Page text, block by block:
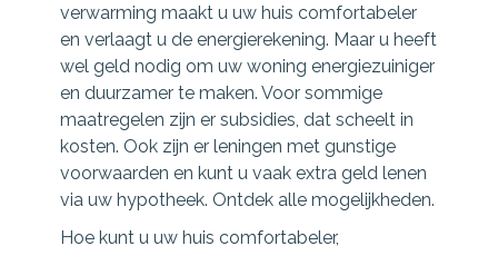
verwarming maakt u uw huis comfortabeler
en verlaagt u de energierekening. Maar u heeft
wel geld nodig om uw woning energiezuiniger
en duurzamer te maken. Voor sommige
maatregelen zijn er subsidies, dat scheelt in
kosten. Ook zijn er leningen met gunstige
voorwaarden en kunt u vaak extra geld lenen
via uw hypotheek. Ontdek alle mogelijkheden.
Hoe kunt u uw huis comfortabeler,